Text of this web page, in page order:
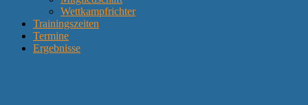
Wettkampfrichter
Trainingszeiten
Termine
Ergebnisse